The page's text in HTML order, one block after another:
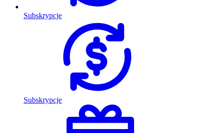
Subskrypcje
Subskrypcje